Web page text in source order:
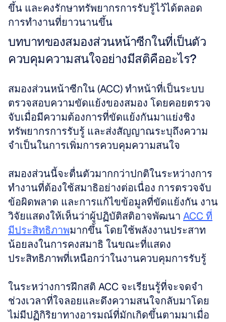
ขึ้น และคงรักษาทรัพยากรการรับรู้ไว้ได้ตลอด
การทำงานที่ยาวนานขึ้น
บทบาทของสมองส่วนหน้าซีกในที่เป็นตัว
ควบคุมความสนใจอย่างมีสติคืออะไร?
สมองส่วนหน้าซีกใน (ACC) ทำหน้าที่เป็นระบบ
ตรวจสอบความขัดแย้งของสมอง โดยคอยตรวจ
จับเมื่อมีความต้องการที่ขัดแย้งกันมาแย่งชิง
ทรัพยากรการรับรู้ และส่งสัญญาณระบุถึงความ
จำเป็นในการเพิ่มการควบคุมความสนใจ
สมองส่วนนี้จะตื่นตัวมากกว่าปกติในระหว่างการ
ทำงานที่ต้องใช้สมาธิอย่างต่อเนื่อง การตรวจจับ
ข้อผิดพลาด และการแก้ไขข้อมูลที่ขัดแย้งกัน งาน
วิจัยแสดงให้เห็นว่าผู้ปฏิบัติสติอาจพัฒนา ACC ที่
มีประสิทธิภาพมากขึ้น โดยใช้พลังงานประสาท
น้อยลงในการคงสมาธิ ในขณะที่แสดง
ประสิทธิภาพที่เหนือกว่าในงานควบคุมการรับรู้
ในระหว่างการฝึกสติ ACC จะเรียนรู้ที่จะจดจำ
ช่วงเวลาที่ใจลอยและดึงความสนใจกลับมาโดย
ไม่มีปฏิกิริยาทางอารมณ์ที่มักเกิดขึ้นตามมาเมื่อ